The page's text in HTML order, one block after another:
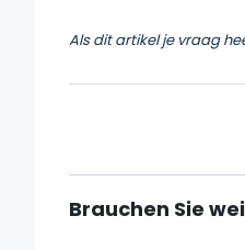
Als dit artikel je vraag
Brauchen Sie